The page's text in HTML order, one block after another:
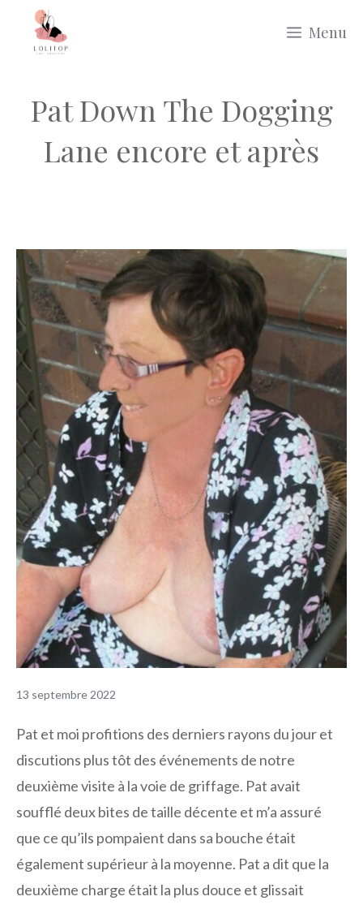
Menu
Pat Down The Dogging
Lane encore et après
13 septembre 2022
Pat et moi profitions des derniers rayons du jour et
discutions plus tôt des événements de notre
deuxième visite à la voie de griffage. Pat avait
soufflé deux bites de taille décente et m’a assuré
que ce qu’ils pompaient dans sa bouche était
également supérieur à la moyenne. Pat a dit que la
deuxième charge était la plus douce et glissait